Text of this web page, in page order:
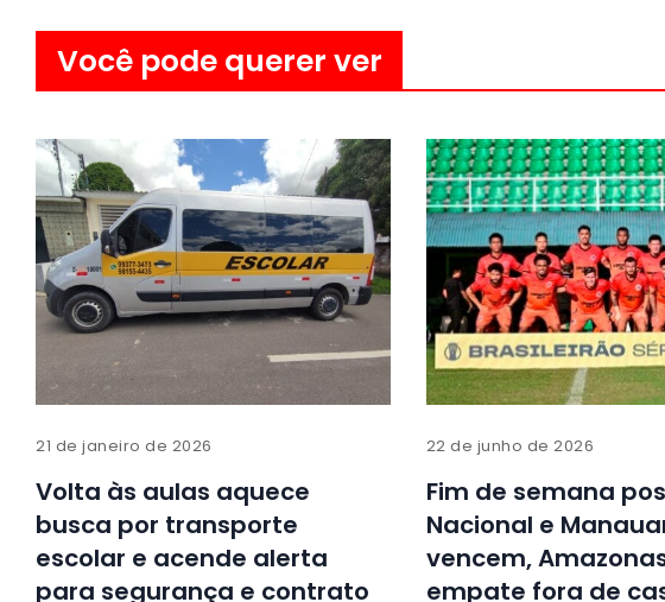
Você pode querer ver
21 de janeiro de 2026
Volta às aulas aquece
busca por transporte
escolar e acende alerta
para segurança e contrato
22 de junho de 2026
Fim de semana
Nacional e
vencem,
empate fora de